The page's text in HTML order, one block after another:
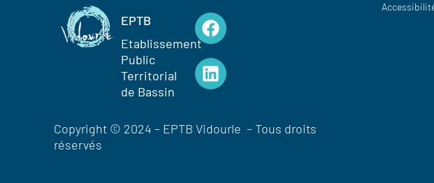
EPTB
Etablissement
Public
Territorial
de Bassin
Copyright © 2024 – EPTB Vidourle – Tous droits
réservés